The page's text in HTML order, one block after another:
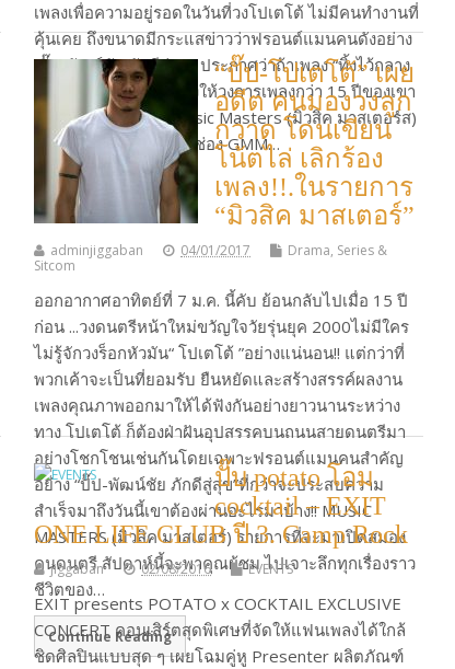
เพลงเพื่อความอยู่รอดในวันที่วงโปเตโต้ ไม่มีคนทำงานที่
คุ้นเคย ถึงขนาดมีกระแสข่าวว่าฟรอนต์แมนคนดังอย่าง
“ปั๊ป พัฒน์ชัย ภักดีสู่สุข” ประกาศว่าถ้าเพลง “ทิ้งไว้กลาง
ทาง” ไม่ดัง!! ก็จะหันหลังให้วงการเพลงกว่า 15 ปีของเขา
ทันที… โดยรายการ Music Masters (มิวสิค มาสเตอร์ส)
เปิดสมองคนดนตรี ทางช่อง GMM…
Continue Reading
“ปั๊ป-โปเตโต้” เผย
อดีต คนมองวงลูก
กวาด โดนเขียน
โน้ตไล่ เลิกร้อง
เพลง!!.ในรายการ
“มิวสิค มาสเตอร์”
adminjiggaban 04/01/2017
Drama, Series &
Sitcom
ออกอากาศอาทิตย์ที่ 7 ม.ค. นี้คับ ย้อนกลับไปเมื่อ 15 ปี
ก่อน ...วงดนตรีหน้าใหม่ขวัญใจวัยรุ่นยุค 2000ไม่มีใคร
ไม่รู้จักวงร็อกหัวมัน“ โปเตโต้ ”อย่างแน่นอน!! แต่กว่าที่
พวกเค้าจะเป็นที่ยอมรับ ยืนหยัดและสร้างสรรค์ผลงาน
เพลงคุณภาพออกมาให้ได้ฟังกันอย่างยาวนานระหว่าง
ทาง โปเตโต้ ก็ต้องฝ่าฝันอุปสรรคบนถนนสายดนตรีมา
อย่างโชกโชนเช่นกันโดยเฉพาะฟรอนต์แมนคนสำคัญ
อย่าง “ปั๊ป-พัฒน์ชัย ภักดีสู่สุข”ที่กว่าจะประสบความ
สำเร็จมาถึงวันนี้เขาต้องผ่านอะไรมาบ้าง!! MUSIC
MASTERS (มิวสิค มาสเตอร์) รายการที่จะมาเปิดสมอง
คนดนตรี สัปดาห์นี้จะพาคุณผู้ชม ไปเจาะลึกทุกเรื่องราว
ชีวิตของ…
Continue Reading
ปั๊บ potato โอม
cocktail – EXIT
ONE LIFE CLUB ปี 3. Camp Rock
jiggaban 02/08/2016 EVENTS
EXIT presents POTATO x COCKTAIL EXCLUSIVE
CONCERT คอนเสิร์ตสุดพิเศษที่จัดให้แฟนเพลงได้ใกล้
ชิดศิลปินแบบสุด ๆ เผยโฉมคู่หู Presenter ผลิตภัณฑ์